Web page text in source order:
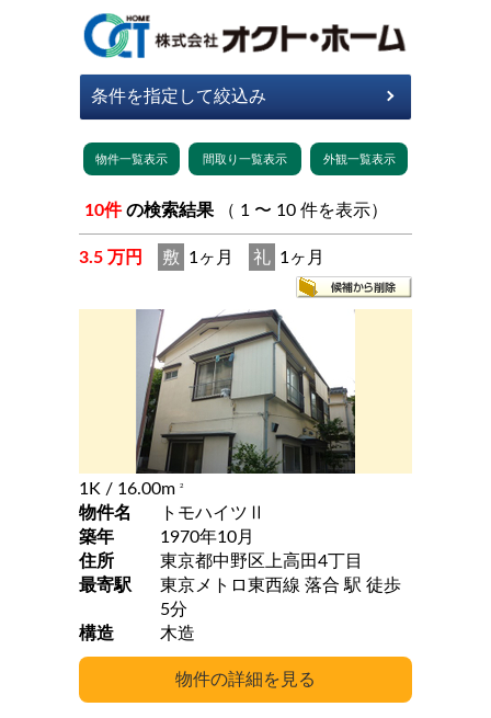
10件 の検索結果 （ 1 〜 10 件を表示）
3.5 万円 敷 1ヶ月 礼 1ヶ月
1K / 16.00m 2
物件名
トモハイツⅡ
築年
1970年10月
住所
東京都中野区上高田4丁目
最寄駅
東京メトロ東西線 落合 駅 徒歩
5分
構造
木造